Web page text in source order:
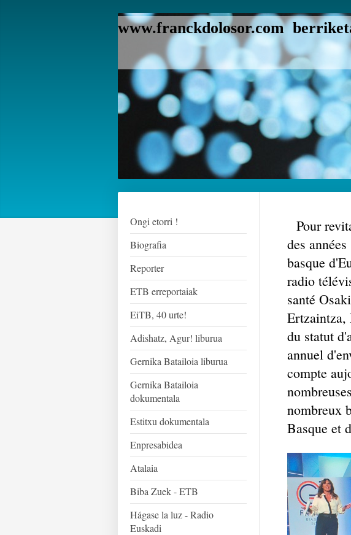
www.franckdolosor.com
Ongi etorri !
Biografia
Reporter
ETB erreportaiak
EiTB, 40 urte!
Adishatz, Agur! liburua
Gernika Batailoia liburua
Gernika Batailoia
dokumentala
Estitxu dokumentala
Enpresabidea
Atalaia
Biba Zuek - ETB
Hágase la luz - Radio
Euskadi
Pour
des
basque
radio
santé
Ertzaintza,
du statut
annuel
compte
nombreux
Basque et